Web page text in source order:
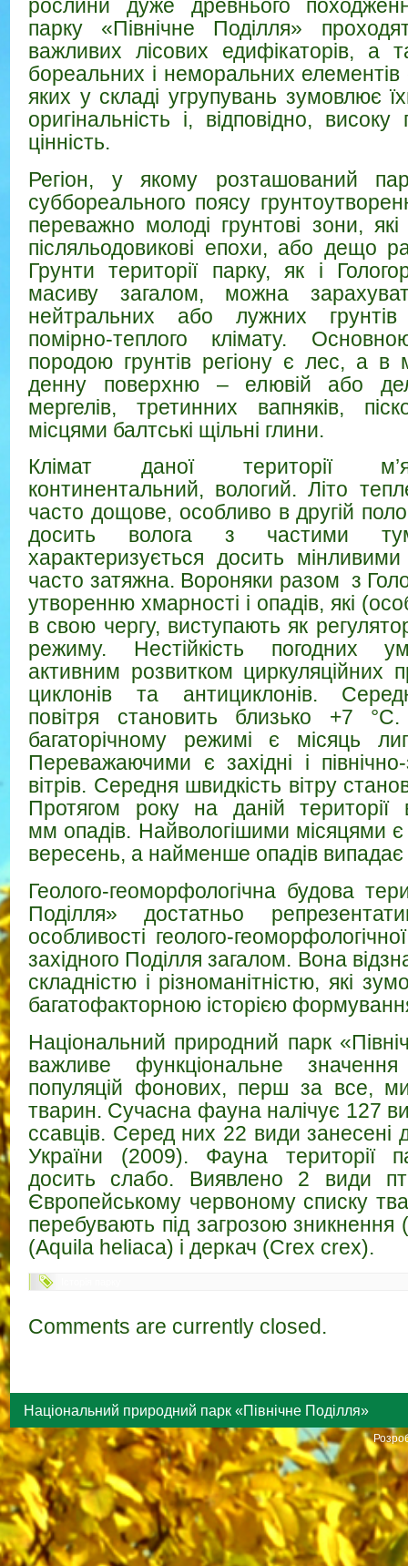
рослини дуже древнього
парку «Північне Поділля»
важливих лісових едифікаторів, а
бореальних і неморальних
яких у складі угрупувань зумовлює
оригінальність і, відповідно,
цінність.
Регіон, у якому розташований
суббореального поясу
переважно молоді грунтові зони,
післяльодовикові епохи, або дещо
Грунти території парку, як і
масиву загалом, можна
нейтральних або лужних грунтів
помірно-теплого клімату.
породою грунтів регіону є лес, а в
денну поверхню – елювій або
мергелів, третинних вапняків,
місцями балтські щільні глини.
Клімат даної території
континентальний, вологий. Літо
часто дощове, особливо в другій
досить волога з частими
характеризується досить
часто затяжна. Вороняки разом з
утворенню хмарності і опадів, які
в свою чергу, виступають як
режиму. Нестійкість погодних
активним розвитком циркуляційних
циклонів та антициклонів.
повітря становить близько +7
багаторічному режимі є місяць
Переважаючими є західні і
вітрів. Середня швидкість вітру
Протягом року на даній території
мм опадів. Найвологішими місяцями
вересень, а найменше опадів випадає
Геолого-геоморфологічна будова
Поділля» достатньо
особливості геолого-
західного Поділля загалом. Вона
складністю і різноманітністю, які
багатофакторною історією
Національний природний парк
важливе функціональне
популяцій фонових, перш за все,
тварин. Сучасна фауна налічує 127
ссавців. Серед них 22 види занесені
України (2009). Фауна території
досить слабо. Виявлено 2 види
Європейському червоному списку
перебувають під загрозою зникнення
(Aquila heliaca) і деркач (Crex crex).
Comments are currently closed.
Національний природний парк «Північне Поділля»